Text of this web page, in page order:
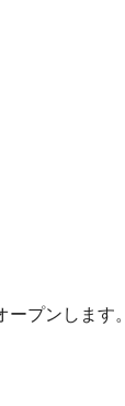
プンします。